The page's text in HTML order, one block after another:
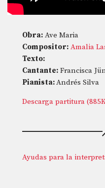
Obra: Ave Maria
Compositor: Amalia
Texto:
Cantante: Francisca
Pianista:Andrés Silva
Descarga partitura
Ayudas para la